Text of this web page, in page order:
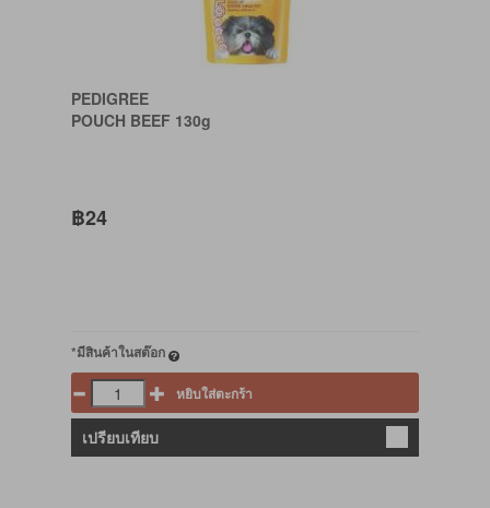
PEDIGREE
POUCH BEEF 130g
฿24
*มีสินค้าในสต๊อก
หยิบใส่ตะกร้า
เปรียบเทียบ